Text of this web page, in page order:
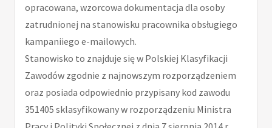
opracowana, wzorcowa dokumentacja dla osoby
zatrudnionej na stanowisku pracownika obsługiego
kampaniiego e-mailowych.
Stanowisko to znajduje się w Polskiej Klasyfikacji
Zawodów zgodnie z najnowszym rozporządzeniem
oraz posiada odpowiednio przypisany kod zawodu
351405 sklasyfikowany w rozporządzeniu Ministra